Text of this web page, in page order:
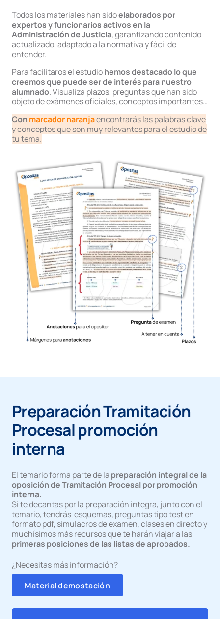
Todos los materiales han sidoelaborados por
expertos y funcionarios activos en la
Administración de Justicia, garantizando contenido
actualizado, adaptado a la normativa y fácil de
entender.
Para facilitaros el estudiohemos destacado lo que
creemos que puede ser de interés para nuestro
alumnado. Visualiza plazos, preguntas que han sido
objeto de exámenes oficiales, conceptos importantes…
Con marcador naranjaencontrarás las palabras clave
y conceptos que son muy relevantes para el estudio de
tu tema.
Preparación Tramitación
Procesal promoción
interna
El temario forma parte de la preparación integral de la
oposición de Tramitación Procesal por promoción
interna.
Si te decantas por la preparación integra, junto con el
temario, tendrás esquemas, preguntas tipo test en
formato pdf, simulacros de examen, clases en directo y
muchísimos más recursos que te harán viajar a las
primeras posiciones de las listas de aprobados.
¿Necesitas más información?
Material demostación